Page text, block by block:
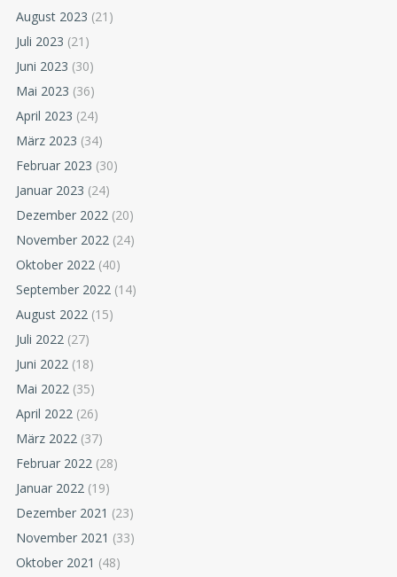
August 2023 (21)
Juli 2023 (21)
Juni 2023 (30)
Mai 2023 (36)
April 2023 (24)
März 2023 (34)
Februar 2023 (30)
Januar 2023 (24)
Dezember 2022 (20)
November 2022 (24)
Oktober 2022 (40)
September 2022 (14)
August 2022 (15)
Juli 2022 (27)
Juni 2022 (18)
Mai 2022 (35)
April 2022 (26)
März 2022 (37)
Februar 2022 (28)
Januar 2022 (19)
Dezember 2021 (23)
November 2021 (33)
Oktober 2021 (48)